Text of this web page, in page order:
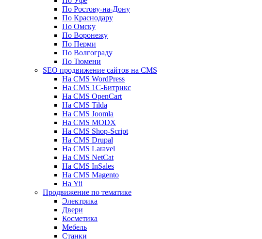
По Ростову-на-Дону
По Краснодару
По Омску
По Воронежу
По Перми
По Волгограду
По Тюмени
SEO продвижение сайтов на CMS
На CMS WordPress
На CMS 1С-Битрикс
На CMS OpenCart
На CMS Tilda
На CMS Joomla
На CMS MODX
На CMS Shop-Script
На CMS Drupal
На CMS Laravel
На CMS NetCat
На CMS InSales
На CMS Magento
На Yii
Продвижение по тематике
Электрика
Двери
Косметика
Мебель
Станки